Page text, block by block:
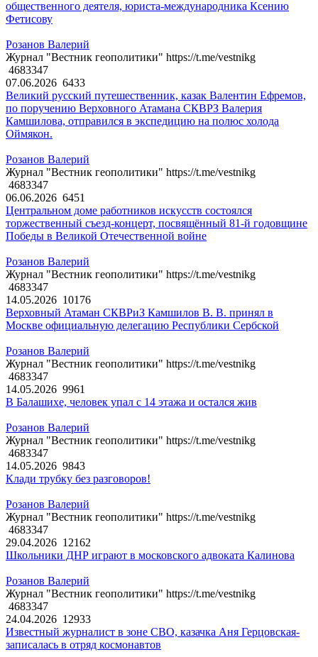
общественного деятеля, юриста-международника Ксению
Фетисову
Розанов Валерий
Журнал "Вестник геополитики" https://t.me/vestnikg
4683347
07.06.2026 6433
Великий русский путешественник, казак Валентин Ефремов,
по поручению Верховного Атамана СКВРЗ Валерия
Камшилова, отправился в экспедицию на полюс холода
Оймякон.
Розанов Валерий
Журнал "Вестник геополитики" https://t.me/vestnikg
4683347
06.06.2026 6451
Центральном доме работников искусств состоялся
торжественный съезд-концерт, посвящённый 81-й годовщине
Победы в Великой Отечественной войне
Розанов Валерий
Журнал "Вестник геополитики" https://t.me/vestnikg
4683347
14.05.2026 10176
Верховный Атаман СКВРиЗ Камшилов В. В. принял в
Москве официальную делегацию Республики Сербской
Розанов Валерий
Журнал "Вестник геополитики" https://t.me/vestnikg
4683347
14.05.2026 9961
В Балашихе, человек упал с 14 этажа и остался жив
Розанов Валерий
Журнал "Вестник геополитики" https://t.me/vestnikg
4683347
14.05.2026 9843
Клади трубку без разговоров!
Розанов Валерий
Журнал "Вестник геополитики" https://t.me/vestnikg
4683347
29.04.2026 12162
Школьники ДНР играют в московского адвоката Калинова
Розанов Валерий
Журнал "Вестник геополитики" https://t.me/vestnikg
4683347
24.04.2026 12933
Известный журналист в зоне СВО, казачка Аня Герцовская-
записалась в отряд космонавтов